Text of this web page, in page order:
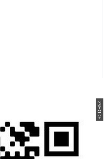
© DHSZ